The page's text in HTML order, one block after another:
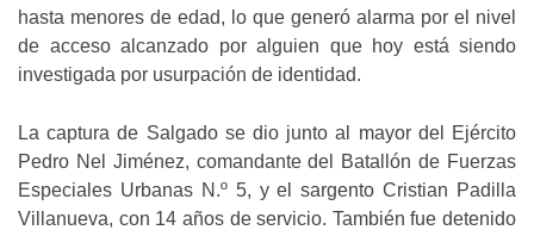
hasta menores de edad, lo que generó alarma por el nivel
de acceso alcanzado por alguien que hoy está siendo
investigada por usurpación de identidad.
La captura de Salgado se dio junto al mayor del Ejército
Pedro Nel Jiménez, comandante del Batallón de Fuerzas
Especiales Urbanas N.º 5, y el sargento Cristian Padilla
Villanueva, con 14 años de servicio. También fue detenido